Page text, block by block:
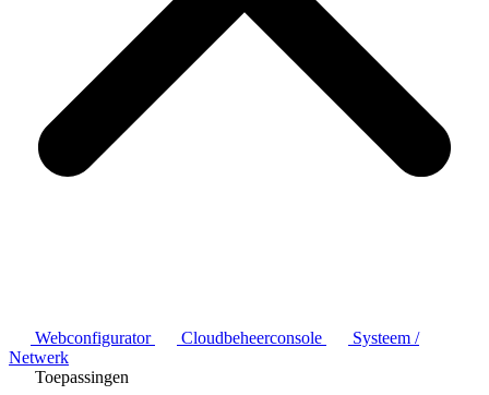
Webconfigurator Cloudbeheerconsole
Systeem /
Netwerk
Toepassingen